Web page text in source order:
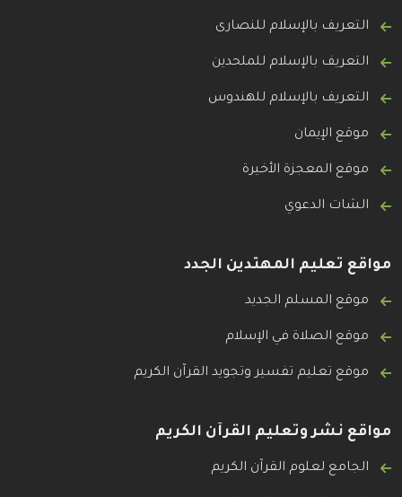
التعريف بالإسلام للنصارى
التعريف بالإسلام للملحدين
التعريف بالإسلام للهندوس
موقع الإيمان
موقع المعجزة الأخيرة
الشات الدعوي
مواقع تعليم المهتدين الجدد
موقع المسلم الجديد
موقع الصلاة في الإسلام
موقع تعليم تفسير وتجويد القرآن الكريم
مواقع نشر وتعليم القرآن الكريم
الجامع لعلوم القرآن الكريم